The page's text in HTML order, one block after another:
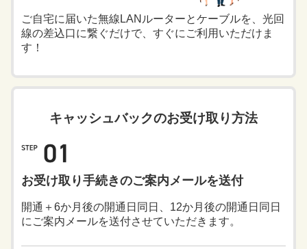
ご自宅に届いた無線LANルーターとケーブルを、光回
線の差込口に繋ぐだけで、すぐにご利用いただけま
す！
キャッシュバックのお受け取り方法
お受け取り手続きのご案内メールを送付
開通＋6か月後の開通日同日、12か月後の開通日同日
にご案内メールを送付させていただきます。